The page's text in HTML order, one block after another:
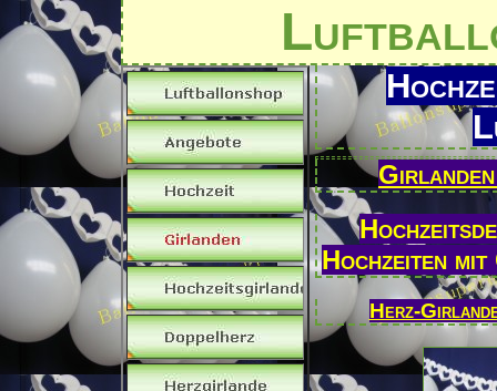
Hochzeiten
Herz-